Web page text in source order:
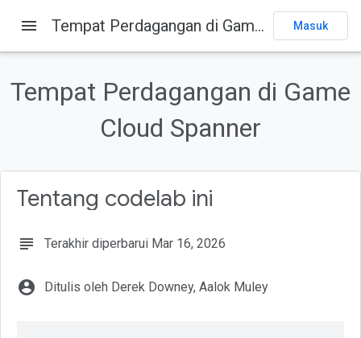
Yang akan Anda build
Yang akan Anda pelajari
Yang Anda butuhkan
Selesaikan codelab Memulai Cloud Spanner dengan Pengembangan
Mengonfigurasi variabel lingkungan di Cloud Shell
menu Tempat Perdagangan di Game Cloud Spanner Masuk
Tempat Perdagangan di Game
Cloud Spanner
Tentang codelab ini
subject Terakhir diperbarui Mar 16, 2026
account_circle Ditulis oleh Derek Downey, Aalok Muley